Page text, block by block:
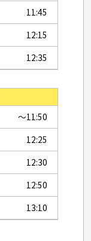
11:45
12:15
12:35
〜11:50
12:25
12:30
12:50
13:10